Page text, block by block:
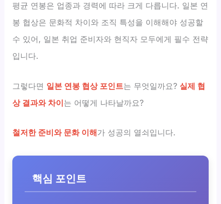
평균 연봉은 업종과 경력에 따라 크게 다릅니다. 일본 연
봉 협상은 문화적 차이와 조직 특성을 이해해야 성공할
수 있어, 일본 취업 준비자와 현직자 모두에게 필수 전략
입니다.
그렇다면 일본 연봉 협상 포인트는 무엇일까요? 실제 협
상 결과와 차이는 어떻게 나타날까요?
철저한 준비와 문화 이해가 성공의 열쇠입니다.
핵심 포인트